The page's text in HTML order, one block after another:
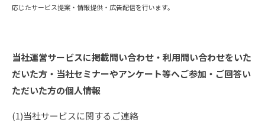
応じたサービス提案・情報提供・広告配信を行います。
当社運営サービスに掲載問い合わせ・利用問い合わせをいた
だいた方・当社セミナーやアンケート等へご参加・ご回答い
ただいた方の個人情報
(1)当社サービスに関するご連絡